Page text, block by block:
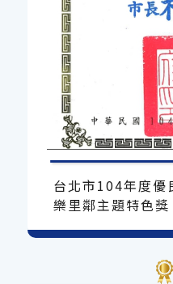
台北市104年度優
樂里鄰主題特色獎